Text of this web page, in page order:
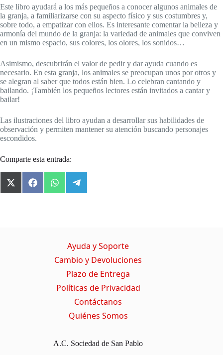
Este libro ayudará a los más pequeños a conocer algunos animales de
la granja, a familiarizarse con su aspecto físico y sus costumbres y,
sobre todo, a empatizar con ellos. Es interesante comentar la belleza y
armonía del mundo de la granja: la variedad de animales que conviven
en un mismo espacio, sus colores, los olores, los sonidos…
Asimismo, descubrirán el valor de pedir y dar ayuda cuando es
necesario. En esta granja, los animales se preocupan unos por otros y
se alegran al saber que todos están bien. Lo celebran cantando y
bailando. ¡También los pequeños lectores están invitados a cantar y
bailar!
Las ilustraciones del libro ayudan a desarrollar sus habilidades de
observación y permiten mantener su atención buscando personajes
escondidos.
Comparte esta entrada:
X
(
F
a
W
h e
a
m
Ayuda y Soporte
Cambio y Devoluciones
Plazo de Entrega
Políticas de Privacidad
Contáctanos
Quiénes Somos
A.C. Sociedad de San Pablo